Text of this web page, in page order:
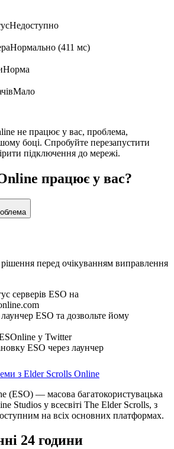
Недоступно
Нормально (411 мс)
Норма
Мало
не працює у вас, проблема,
боці. Спробуйте перезапустити
підключення до мережі.
працює у вас?
перед очікуванням виправлення
серверів ESO на
лаунчер ESO та дозвольте йому
у Twitter
ESO через лаунчер
з Elder Scrolls Online
(ESO) — масова багатокористувацька
Studios у всесвіті The Elder Scrolls, з
на всіх основних платформах.
24 години